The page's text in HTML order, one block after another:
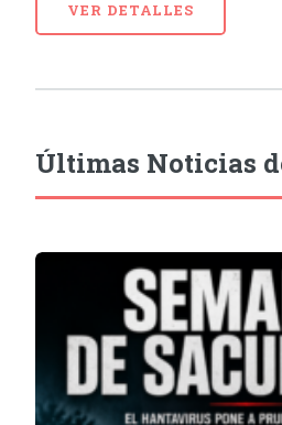
VER DETALLES
Últimas Noticias